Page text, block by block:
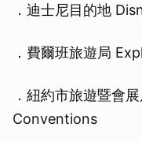
．迪士尼目的地
．費爾班旅遊局
．紐約市旅遊暨會
Conventions